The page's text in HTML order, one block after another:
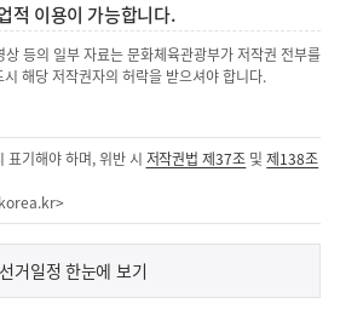
적 이용이 가능합니다.
등의 일부 자료는 문화체육관광부가 저작권 전부를
해당 저작권자의 허락을 받으셔야 합니다.
표기해야 하며, 위반 시 저작권법 제37조 및제138조
>
거일정 한눈에 보기